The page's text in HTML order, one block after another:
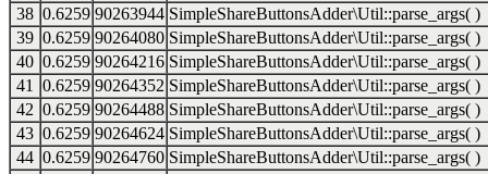
38 0.6259 90263944 SimpleShareButtonsAdder\Util::parse_args( )
39 0.6259 90264080 SimpleShareButtonsAdder\Util::parse_args( )
40 0.6259 90264216 SimpleShareButtonsAdder\Util::parse_args( )
41
0.6259 90264352 SimpleShareButtonsAdder\Util::parse_args( )
42 0.6259 90264488 SimpleShareButtonsAdder\Util::parse_args( )
43 0.6259 90264624 SimpleShareButtonsAdder\Util::parse_args( )
44 0.6259 90264760 SimpleShareButtonsAdder\Util::parse_args( )